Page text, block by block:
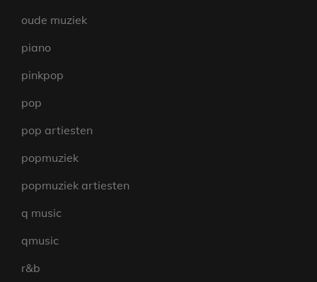
oude muziek
piano
pinkpop
pop
pop artiesten
popmuziek
popmuziek artiesten
q music
qmusic
r&b